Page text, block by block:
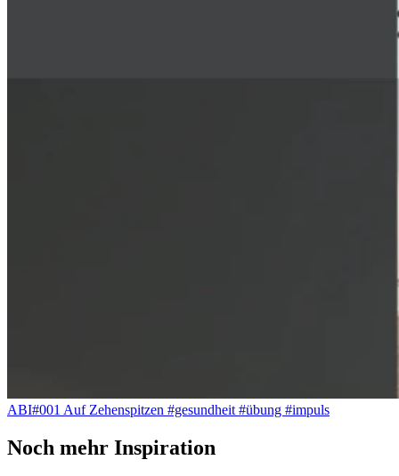
ABI#001 Auf Zehenspitzen #gesundheit #übung #impuls
Noch mehr Inspiration